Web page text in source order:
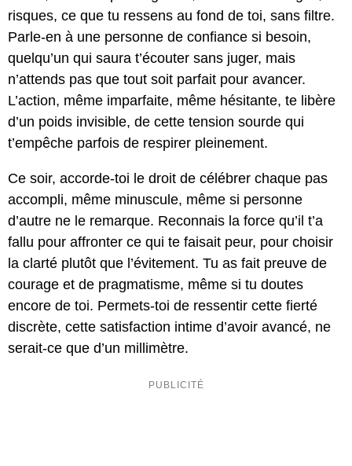
risques, ce que tu ressens au fond de toi, sans filtre.
Parle-en à une personne de confiance si besoin,
quelqu’un qui saura t’écouter sans juger, mais
n’attends pas que tout soit parfait pour avancer.
L’action, même imparfaite, même hésitante, te libère
d’un poids invisible, de cette tension sourde qui
t’empêche parfois de respirer pleinement.
Ce soir, accorde-toi le droit de célébrer chaque pas
accompli, même minuscule, même si personne
d’autre ne le remarque. Reconnais la force qu’il t’a
fallu pour affronter ce qui te faisait peur, pour choisir
la clarté plutôt que l’évitement. Tu as fait preuve de
courage et de pragmatisme, même si tu doutes
encore de toi. Permets-toi de ressentir cette fierté
discrète, cette satisfaction intime d’avoir avancé, ne
serait-ce que d’un millimètre.